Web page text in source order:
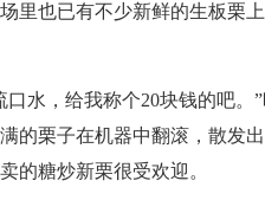
里也已有不少新鲜的生板栗
，给我称个20块钱的吧。”
的栗子在机器中翻滚，散发
的糖炒新栗很受欢迎。